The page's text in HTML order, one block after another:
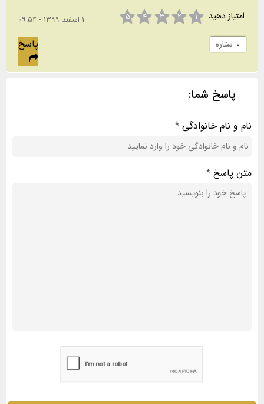
امتیاز دهید: ۱ ۲ ۳ ۴ ۵ ۱ اسفند ۱۳۹۹ - ۰۹:۵۴
۰ ستاره پاسخ
پاسخ شما:
نام و نام خانوادگی *
متن پاسخ *